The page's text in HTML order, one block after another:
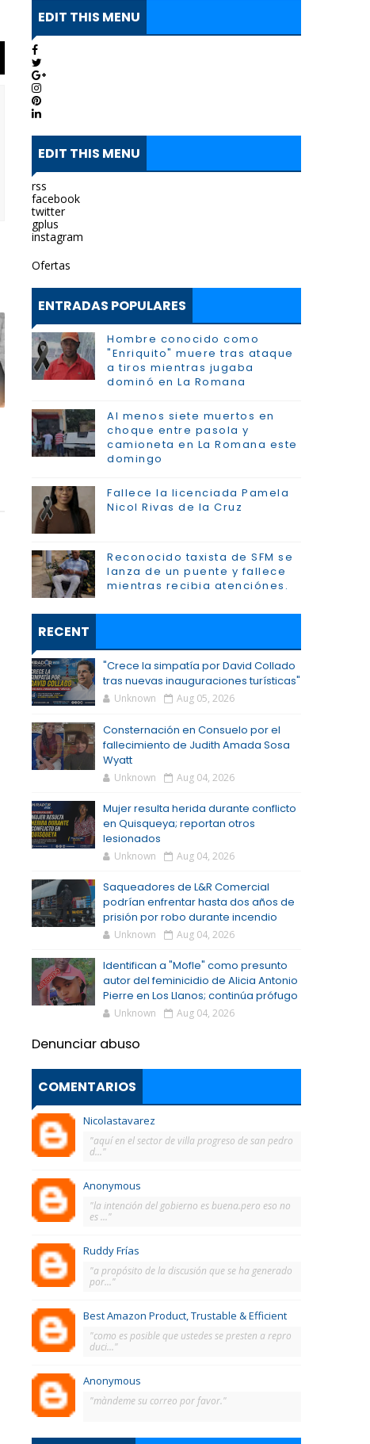
EDIT THIS MENU
EDIT THIS MENU
rss
facebook
twitter
gplus
instagram
Ofertas
ENTRADAS POPULARES
Hombre conocido como
"Enriquito" muere tras ataque
a tiros mientras jugaba
dominó en La Romana
Al menos siete muertos en
choque entre pasola y
camioneta en La Romana este
domingo
Fallece la licenciada Pamela
Nicol Rivas de la Cruz
Reconocido taxista de SFM se
lanza de un puente y fallece
mientras recibia atenciónes.
RECENT
"Crece la simpatía por David Collado
tras nuevas inauguraciones turísticas"
Unknown Aug 05, 2026
Consternación en Consuelo por el
fallecimiento de Judith Amada Sosa
Wyatt
Unknown Aug 04, 2026
Mujer resulta herida durante conflicto
en Quisqueya; reportan otros
lesionados
Unknown Aug 04, 2026
Saqueadores de L&R Comercial
podrían enfrentar hasta dos años de
prisión por robo durante incendio
Unknown Aug 04, 2026
Identifican a "Mofle" como presunto
autor del feminicidio de Alicia Antonio
Pierre en Los Llanos; continúa prófugo
Unknown Aug 04, 2026
Denunciar abuso
COMENTARIOS
Nicolastavarez
"aquí en el sector de villa progreso de san pedro
d..."
Anonymous
"la intención del gobierno es buena.pero eso no
es ..."
Ruddy Frías
"a propósito de la discusión que se ha generado
por..."
Best Amazon Product, Trustable & Efficient
"como es posible que ustedes se presten a repro
duci..."
Anonymous
"màndeme su correo por favor."